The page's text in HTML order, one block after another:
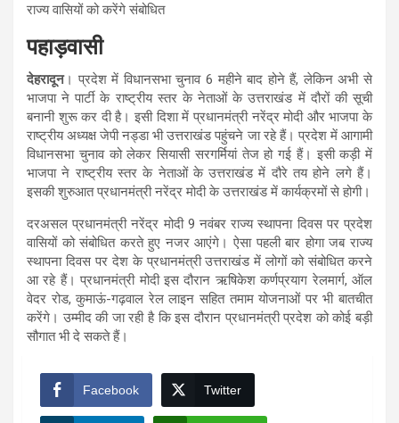
राज्य वासियों को करेंगे संबोधित
पहाड़वासी
देहरादून। प्रदेश में विधानसभा चुनाव 6 महीने बाद होने हैं, लेकिन अभी से
भाजपा ने पार्टी के राष्ट्रीय स्तर के नेताओं के उत्तराखंड में दौरों की सूची
बनानी शुरू कर दी है। इसी दिशा में प्रधानमंत्री नरेंद्र मोदी और भाजपा के
राष्ट्रीय अध्यक्ष जेपी नड्डा भी उत्तराखंड पहुंचने जा रहे हैं। प्रदेश में आगामी
विधानसभा चुनाव को लेकर सियासी सरगर्मियां तेज हो गई हैं। इसी कड़ी में
भाजपा ने राष्ट्रीय स्तर के नेताओं के उत्तराखंड में दौरे तय होने लगे हैं।
इसकी शुरुआत प्रधानमंत्री नरेंद्र मोदी के उत्तराखंड में कार्यक्रमों से होगी।
दरअसल प्रधानमंत्री नरेंद्र मोदी 9 नवंबर राज्य स्थापना दिवस पर प्रदेश
वासियों को संबोधित करते हुए नजर आएंगे। ऐसा पहली बार होगा जब राज्य
स्थापना दिवस पर देश के प्रधानमंत्री उत्तराखंड में लोगों को संबोधित करने
आ रहे हैं। प्रधानमंत्री मोदी इस दौरान ऋषिकेश कर्णप्रयाग रेलमार्ग, ऑल
वेदर रोड, कुमाऊं-गढ़वाल रेल लाइन सहित तमाम योजनाओं पर भी बातचीत
करेंगे। उम्मीद की जा रही है कि इस दौरान प्रधानमंत्री प्रदेश को कोई बड़ी
सौगात भी दे सकते हैं।
Facebook Twitter